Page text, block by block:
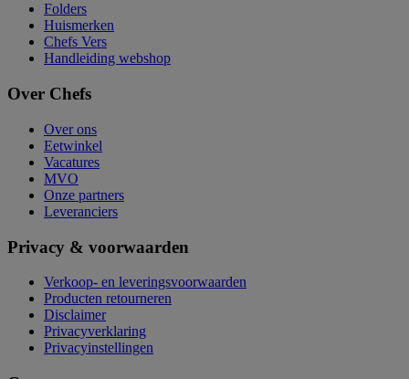
Folders
Huismerken
Chefs Vers
Handleiding webshop
Over Chefs
Over ons
Eetwinkel
Vacatures
MVO
Onze partners
Leveranciers
Privacy & voorwaarden
Verkoop- en leveringsvoorwaarden
Producten retourneren
Disclaimer
Privacyverklaring
Privacyinstellingen